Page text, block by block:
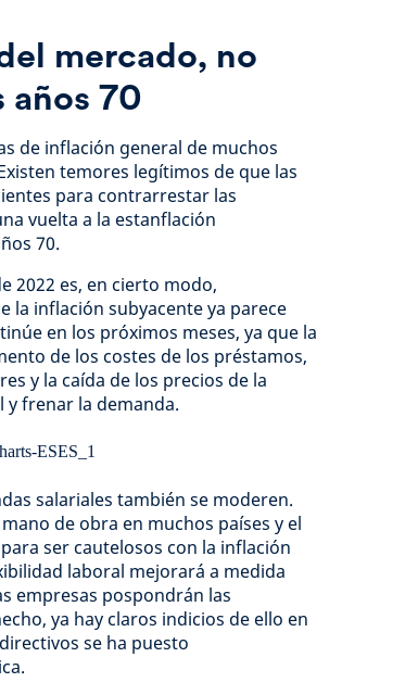
mercado, no
años 70
de inflación general de muchos
temores legítimos de que las
para contrarrestar las
vuelta a la estanflación
70.
2022 es, en cierto modo,
la inflación subyacente ya parece
en los próximos meses, ya que la
de los costes de los préstamos,
y la caída de los precios de la
frenar la demanda.
salariales también se moderen.
de obra en muchos países y el
ser cautelosos con la inflación
laboral mejorará a medida
empresas pospondrán las
ya hay claros indicios de ello en
se ha puesto